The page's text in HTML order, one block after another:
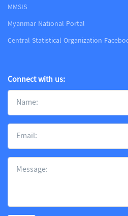
MMSIS
Myanmar National Portal
Central Statistical Organization
Connect with us: